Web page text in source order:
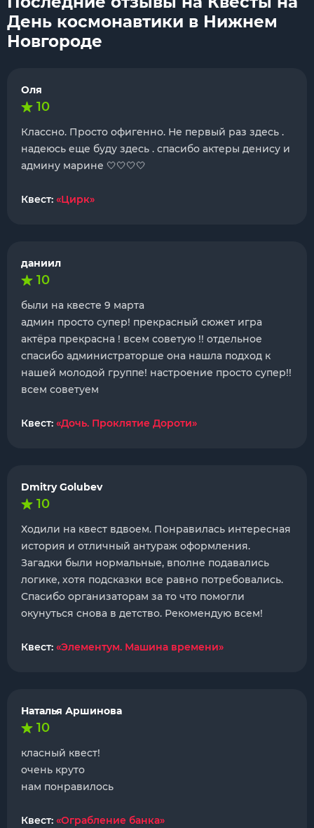
День космонавтики в Нижнем
Новгороде
Оля
10
Классно. Просто офигенно. Не первый раз здесь .
надеюсь еще буду здесь . спасибо актеры денису и
админу марине 🤍🤍🤍🤍
Квест: «Цирк»
даниил
10
были на квесте 9 марта
админ просто супер! прекрасный сюжет игра
актёра прекрасна ! всем советую !! отдельное
спасибо администраторше она нашла подход к
нашей молодой группе! настроение просто супер!!
всем советуем
Квест: «Дочь. Проклятие Дороти»
Dmitry Golubev
10
Ходили на квест вдвоем. Понравилась интересная
история и отличный антураж оформления.
Загадки были нормальные, вполне подавались
логике, хотя подсказки все равно потребовались.
Спасибо организаторам за то что помогли
окунуться снова в детство. Рекомендую всем!
Квест: «Элементум. Машина времени»
Наталья Аршинова
10
класный квест!
очень круто
нам понравилось
Квест: «Ограбление банка»